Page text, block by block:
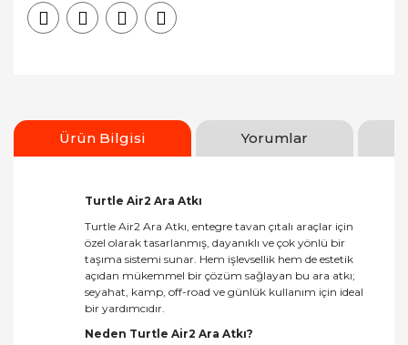
Ürün Bilgisi Yorumlar
Turtle Air2 Ara Atkı
Turtle Air2 Ara Atkı, entegre tavan çıtalı araçlar için
özel olarak tasarlanmış, dayanıklı ve çok yönlü bir
taşıma sistemi sunar. Hem işlevsellik hem de estetik
açıdan mükemmel bir çözüm sağlayan bu ara atkı;
seyahat, kamp, off-road ve günlük kullanım için ideal
bir yardımcıdır.
Neden Turtle Air2 Ara Atkı?